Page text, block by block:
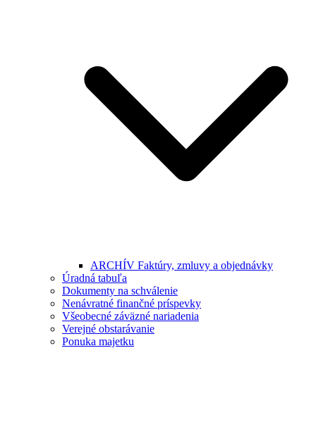
ARCHÍV Faktúry, zmluvy a objednávky
Úradná tabuľa
Dokumenty na schválenie
Nenávratné finančné príspevky
Všeobecné záväzné nariadenia
Verejné obstarávanie
Ponuka majetku